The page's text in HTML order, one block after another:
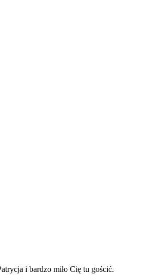
i bardzo miło Cię tu gościć.